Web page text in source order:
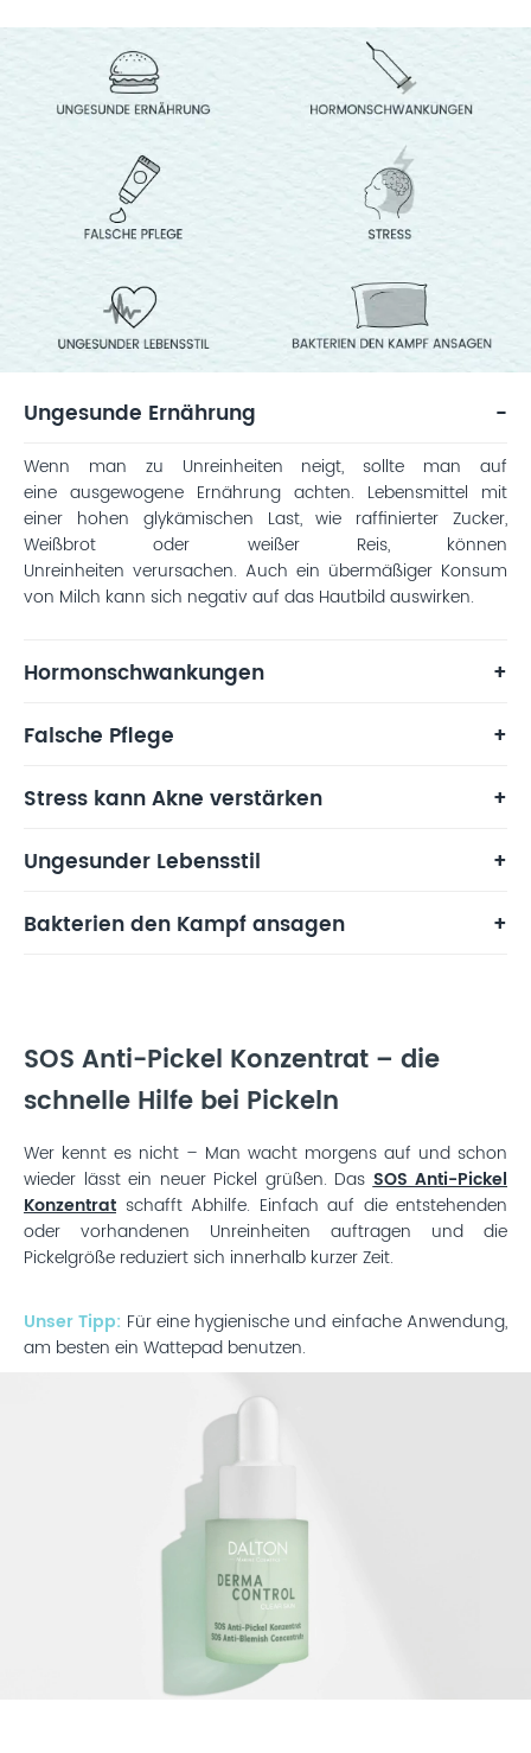
Ungesunde Ernährung
Wenn man zu Unreinheiten neigt, sollte man auf
eine ausgewogene Ernährung achten. Lebensmittel mit
einer hohen glykämischen Last, wie raffinierter Zucker,
Weißbrot oder weißer Reis, können
Unreinheiten verursachen. Auch ein übermäßiger Konsum
von Milch kann sich negativ auf das Hautbild auswirken.
Hormonschwankungen
Falsche Pflege
Stress kann Akne verstärken
Ungesunder Lebensstil
Bakterien den Kampf ansagen
SOS Anti-Pickel Konzentrat – die
schnelle Hilfe bei Pickeln
Wer kennt es nicht – Man wacht morgens auf und schon
wieder lässt ein neuer Pickel grüßen. DasSOS Anti-Pickel
Konzentrat schafft Abhilfe. Einfach auf die entstehenden
oder vorhandenen Unreinheiten auftragen und die
Pickelgröße reduziert sich innerhalb kurzer Zeit.
Unser Tipp: Für eine hygienische und einfache Anwendung,
am besten ein Wattepad benutzen.